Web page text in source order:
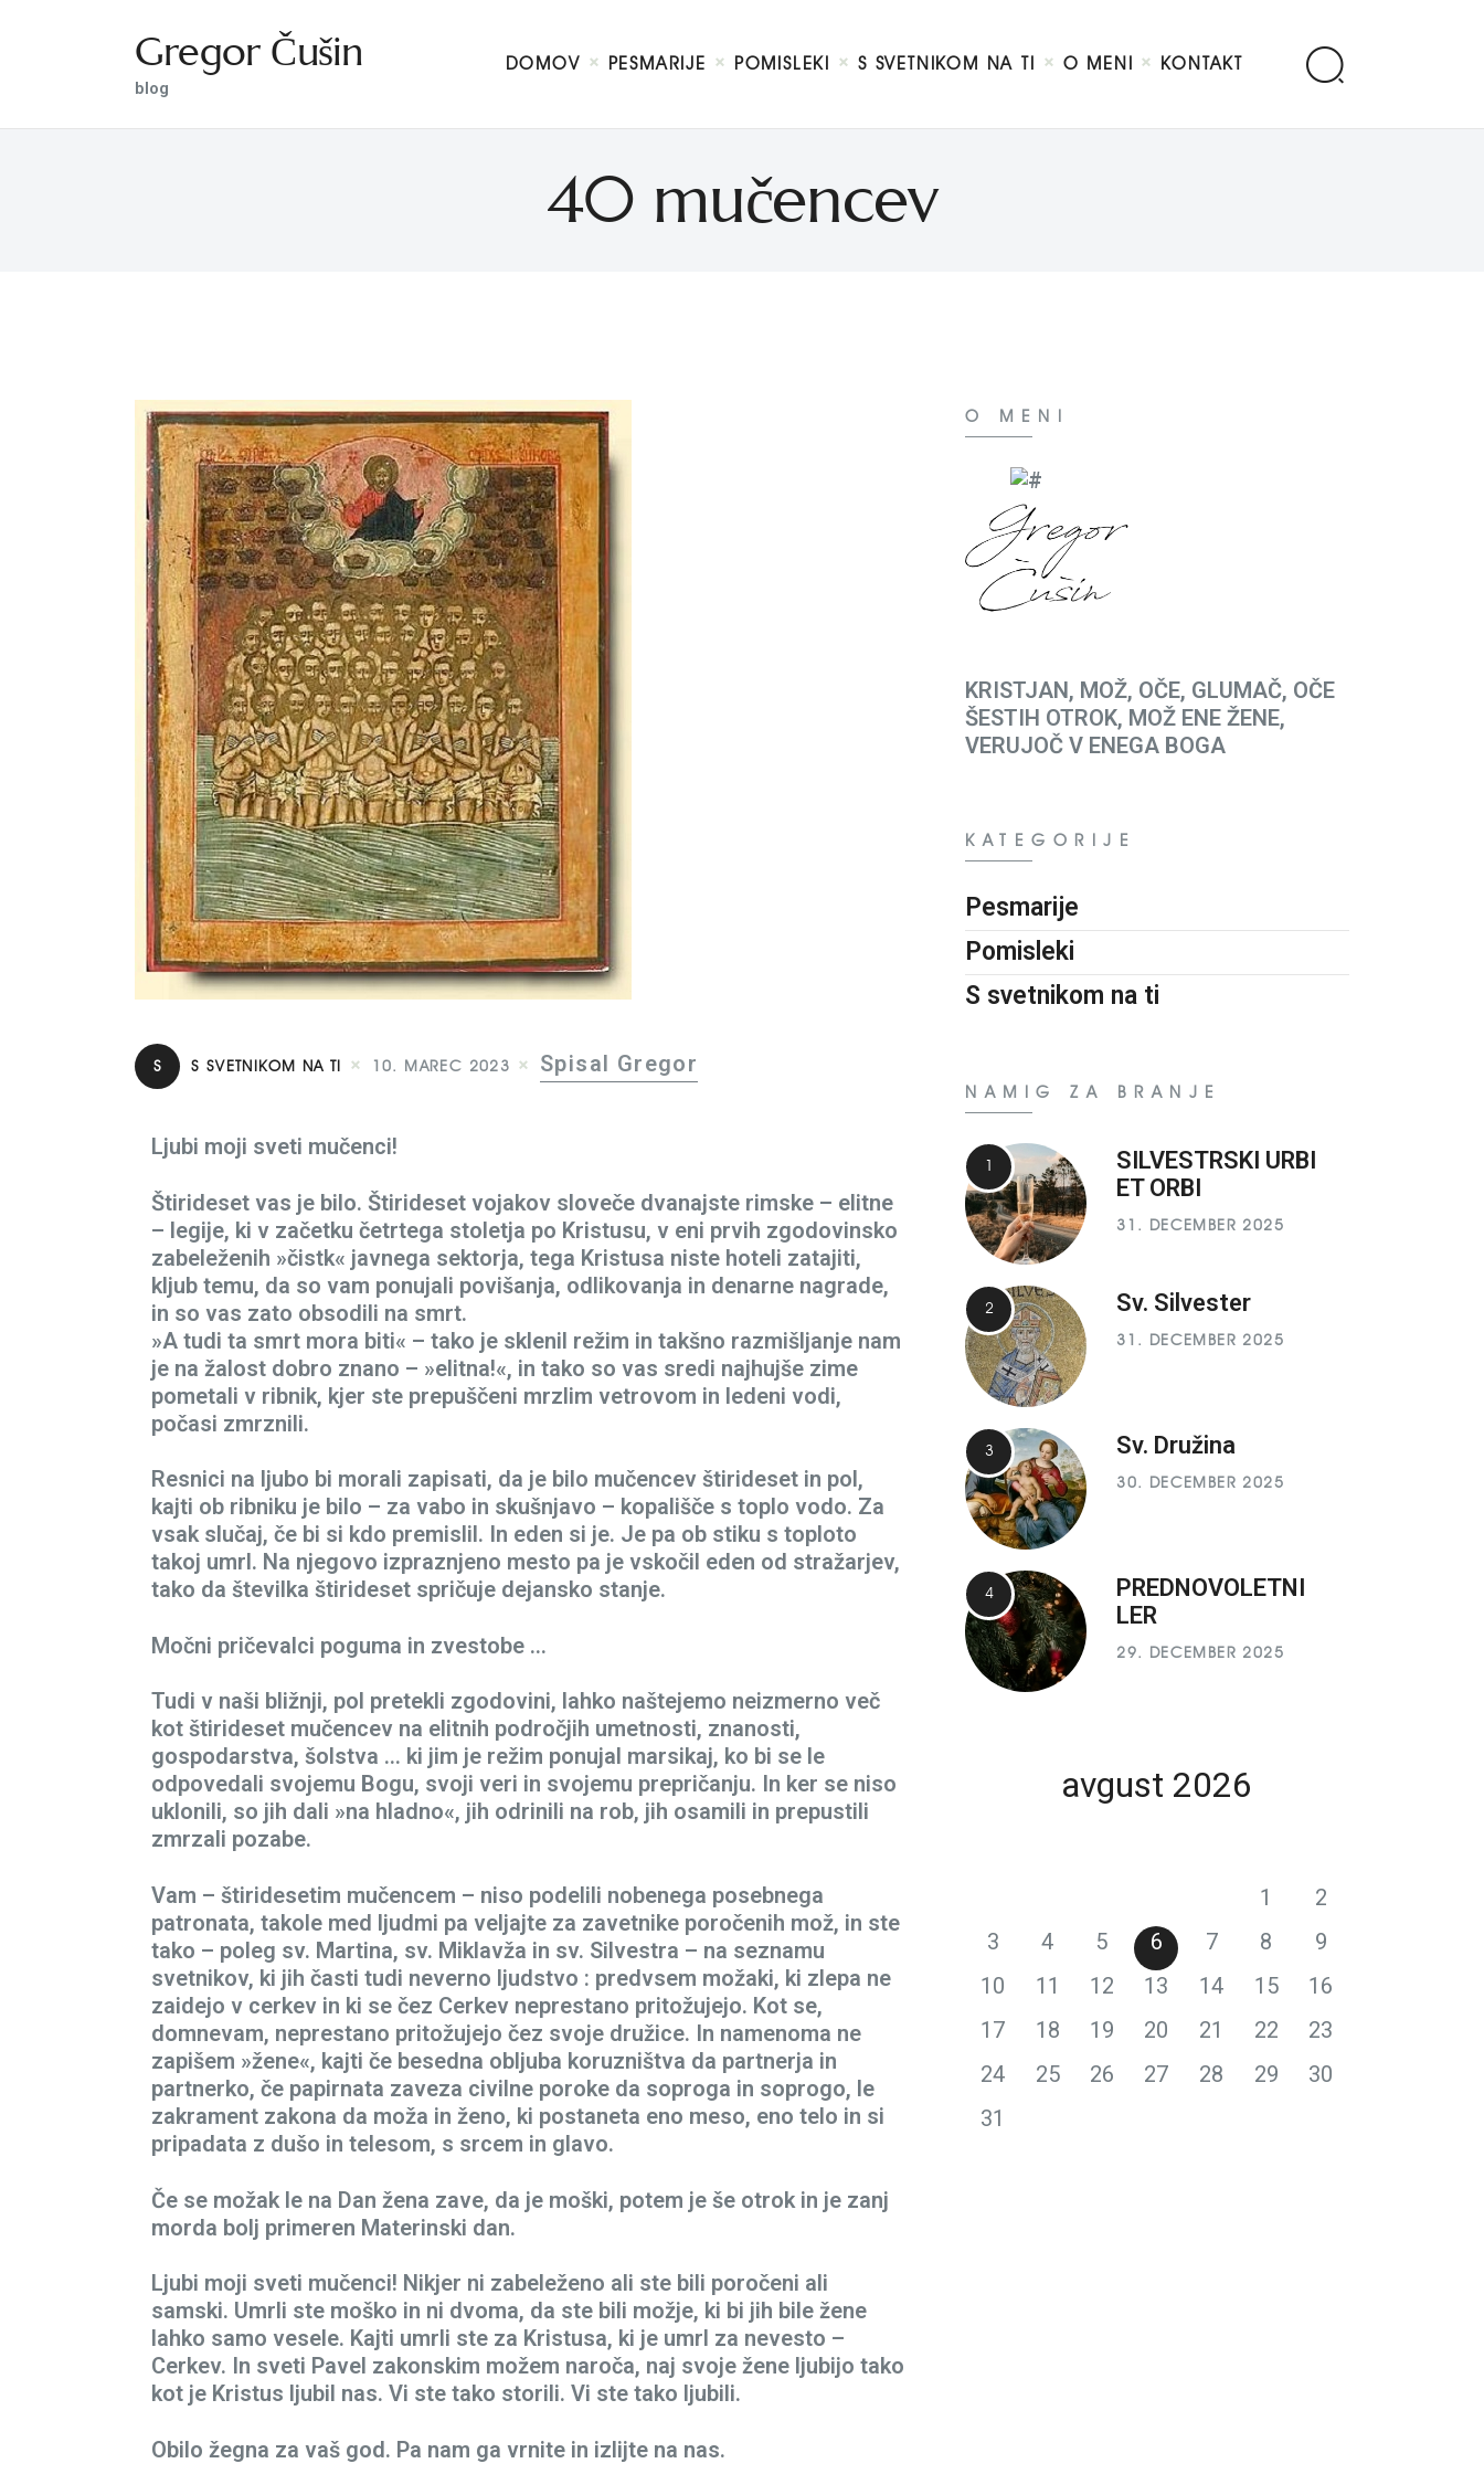
Gregor Čušin
blog
DOMOV PESMARIJE POMISLEKI S SVETNIKOM NA TI O MENI KONTAKT
40 mučencev
Gregor Čušin
blog
O MENI
PREDSTAVE
KONTAKT
S S SVETNIKOM NA TI 10. MAREC 2023 Spisal Gregor
Ljubi moji sveti mučenci!
Štirideset vas je bilo. Štirideset vojakov sloveče dvanajste rimske – elitne
– legije, ki v začetku četrtega stoletja po Kristusu, v eni prvih zgodovinsko
zabeleženih »čistk« javnega sektorja, tega Kristusa niste hoteli zatajiti,
kljub temu, da so vam ponujali povišanja, odlikovanja in denarne nagrade,
in so vas zato obsodili na smrt.
»A tudi ta smrt mora biti« – tako je sklenil režim in takšno razmišljanje nam
je na žalost dobro znano – »elitna!«, in tako so vas sredi najhujše zime
pometali v ribnik, kjer ste prepuščeni mrzlim vetrovom in ledeni vodi,
počasi zmrznili.
Resnici na ljubo bi morali zapisati, da je bilo mučencev štirideset in pol,
kajti ob ribniku je bilo – za vabo in skušnjavo – kopališče s toplo vodo. Za
vsak slučaj, če bi si kdo premislil. In eden si je. Je pa ob stiku s toploto
takoj umrl. Na njegovo izpraznjeno mesto pa je vskočil eden od stražarjev,
tako da številka štirideset spričuje dejansko stanje.
Močni pričevalci poguma in zvestobe …
Tudi v naši bližnji, pol pretekli zgodovini, lahko naštejemo neizmerno več
kot štirideset mučencev na elitnih področjih umetnosti, znanosti,
gospodarstva, šolstva … ki jim je režim ponujal marsikaj, ko bi se le
odpovedali svojemu Bogu, svoji veri in svojemu prepričanju. In ker se niso
uklonili, so jih dali »na hladno«, jih odrinili na rob, jih osamili in prepustili
zmrzali pozabe.
Vam – štiridesetim mučencem – niso podelili nobenega posebnega
patronata, takole med ljudmi pa veljajte za zavetnike poročenih mož, in ste
tako – poleg sv. Martina, sv. Miklavža in sv. Silvestra – na seznamu
svetnikov, ki jih časti tudi neverno ljudstvo : predvsem možaki, ki zlepa ne
zaidejo v cerkev in ki se čez Cerkev neprestano pritožujejo. Kot se,
domnevam, neprestano pritožujejo čez svoje družice. In namenoma ne
zapišem »žene«, kajti če besedna obljuba koruzništva da partnerja in
partnerko, če papirnata zaveza civilne poroke da soproga in soprogo, le
zakrament zakona da moža in ženo, ki postaneta eno meso, eno telo in si
pripadata z dušo in telesom, s srcem in glavo.
Če se možak le na Dan žena zave, da je moški, potem je še otrok in je zanj
morda bolj primeren Materinski dan.
Ljubi moji sveti mučenci! Nikjer ni zabeleženo ali ste bili poročeni ali
samski. Umrli ste moško in ni dvoma, da ste bili možje, ki bi jih bile žene
lahko samo vesele. Kajti umrli ste za Kristusa, ki je umrl za nevesto –
Cerkev. In sveti Pavel zakonskim možem naroča, naj svoje žene ljubijo tako
kot je Kristus ljubil nas. Vi ste tako storili. Vi ste tako ljubili.
Obilo žegna za vaš god. Pa nam ga vrnite in izlijte na nas.
O MENI
KRISTJAN, MOŽ, OČE, GLUMAČ, OČE
ŠESTIH OTROK, MOŽ ENE ŽENE,
VERUJOČ V ENEGA BOGA
KATEGORIJE
Pesmarije
Pomisleki
S svetnikom na ti
NAMIG ZA BRANJE
SILVESTRSKI URBI
ET ORBI
31. DECEMBER 2025
Sv. Silvester
31. DECEMBER 2025
Sv. Družina
30. DECEMBER 2025
PREDNOVOLETNI
LER
29. DECEMBER 2025
avgust 2026
1
2
3
4 5 6 7 8
9
10
11 12 13 14 15
16
17
18 19 20 21 22
23
24
25 26 27 28 29
30
31